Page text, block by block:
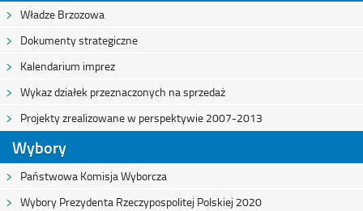
Władze Brzozowa
Dokumenty strategiczne
Kalendarium imprez
Wykaz działek przeznaczonych na sprzedaż
Projekty zrealizowane w perspektywie 2007-2013
Wybory
Państwowa Komisja Wyborcza
Wybory Prezydenta Rzeczypospolitej Polskiej 2020